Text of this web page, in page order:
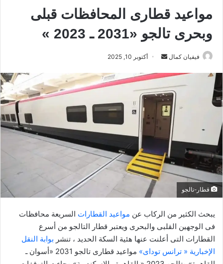
مواعيد قطارى المحافظات قبلى
وبحرى تالجو «2031 ـ 2023 »
فيفيان كمال
س
ل
ب
ي
د
إ
ل
ن
ا
أكتوبر 10, 2025
قطار-تالجو
يبحث الكثير من الركاب عن مواعيد القطارات السريعة محافظات
فى الوجهين القلبى والبحرى ويعتبر قطار التالجو من أسرع
القطارات التى أعلنت عنها هئية السكة الحديد ، تنشر بوابة النقل
الإخبارية « ترانس توداى»
مواعيد قطارى تالجو 2031 «أسوان ـ